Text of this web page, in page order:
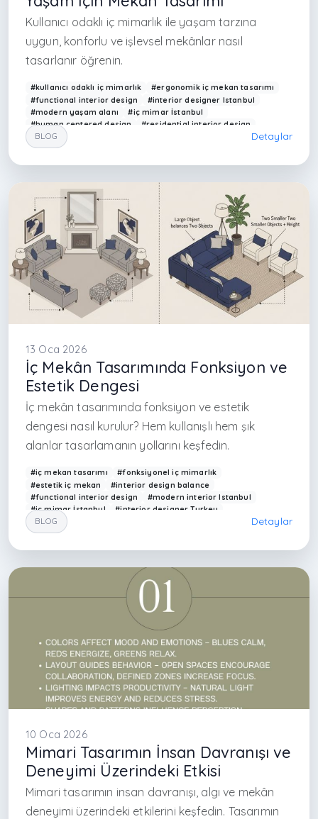
Kullanıcı odaklı iç mimarlık ile yaşam tarzına
uygun, konforlu ve işlevsel mekânlar nasıl
tasarlanır öğrenin.
#kullanıcı odaklı iç mimarlık
#ergonomik iç mekan tasarımı
#functional interior design
#interior designer Istanbul
#modern yaşam alanı
#iç mimar İstanbul
#human centered design
#residential interior design
#yaşam alanı planlama
#modern ev tasarımı
#design for living
#smart interior solutions #istanbul' da
BLOG Detaylar
13 Oca 2026
İç Mekân Tasarımında Fonksiyon ve
Estetik Dengesi
İç mekân tasarımında fonksiyon ve estetik
dengesi nasıl kurulur? Hem kullanışlı hem şık
alanlar tasarlamanın yollarını keşfedin.
#iç mekan tasarımı
#fonksiyonel iç mimarlık
#estetik iç mekan
#interior design balance
#functional interior design
#modern interior Istanbul
#iç mimar İstanbul
#interior designer Turkey
#yaşam alanı tasarımı
#iç mimarlık hizmetleri
#modern yaşam alanları
#home design ideas
#interior architect firm in istanbul
#iç mimarlık
BLOG Detaylar
10 Oca 2026
Mimari Tasarımın İnsan Davranışı ve
Deneyimi Üzerindeki Etkisi
Mimari tasarımın insan davranışı, algı ve mekân
deneyimi üzerindeki etkilerini keşfedin. Tasarımın